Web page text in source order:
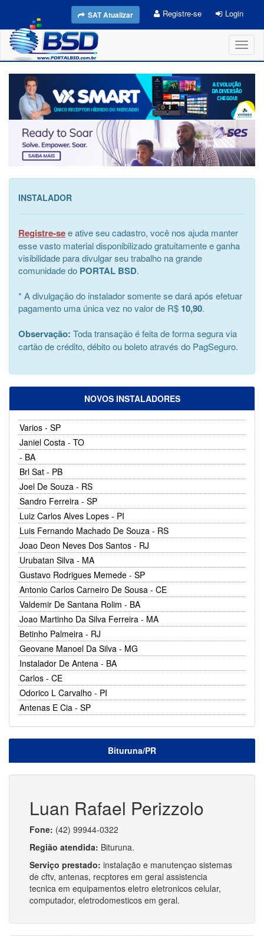
SAT Atualizar Registre-se Login
INSTALADOR
Registre-see ative seu cadastro, você nos ajuda manter
esse vasto material disponibilizado gratuitamente e ganha
visibilidade para divulgar seu trabalho na grande
comunidade do PORTAL BSD.
* A divulgação do instalador somente se dará após efetuar
pagamento uma única vez no valor de R$ 10,90.
Observação: Toda transação é feita de forma segura via
cartão de crédito, débito ou boleto através do PagSeguro.
NOVOS INSTALADORES
Varios - SP
Janiel Costa - TO
- BA
Brl Sat - PB
Joel De Souza - RS
Sandro Ferreira - SP
Luiz Carlos Alves Lopes - PI
Luis Fernando Machado De Souza - RS
Joao Deon Neves Dos Santos - RJ
Urubatan Silva - MA
Gustavo Rodrigues Memede - SP
Antonio Carlos Carneiro De Sousa - CE
Valdemir De Santana Rolim - BA
Joao Martinho Da Silva Ferreira - MA
Betinho Palmeira - RJ
Geovane Manoel Da Silva - MG
Instalador De Antena - BA
Carlos - CE
Odorico L Carvalho - PI
Antenas E Cia - SP
Bituruna/PR
Luan Rafael Perizzolo
Fone: (42) 99944-0322
Região atendida: Bituruna.
Serviço prestado: instalação e manutençao sistemas
de cftv, antenas, recptores em geral assistencia
tecnica em equipamentos eletro eletronicos celular,
computador, eletrodomesticos em geral.